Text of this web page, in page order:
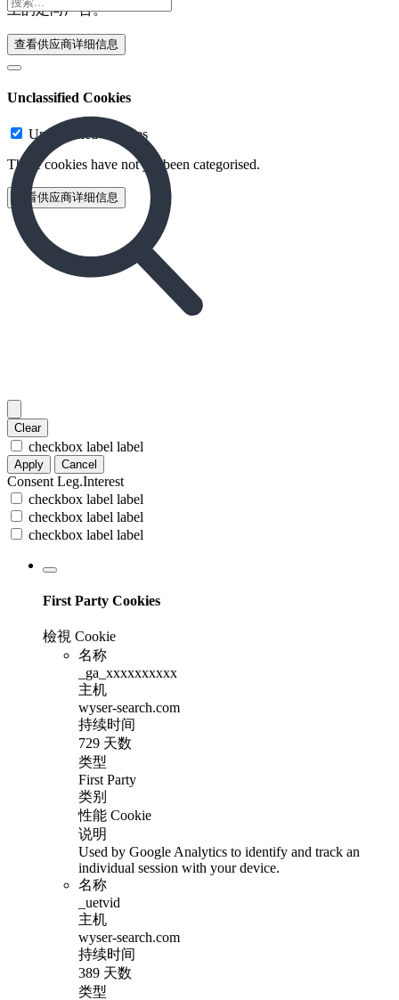
上的定向广告。
查看供应商详细信息‎
Unclassified Cookies
Unclassified Cookies
These cookies have not yet been categorised.
查看供应商详细信息‎
Clear
checkbox label label
Apply Cancel
Consent Leg.Interest
checkbox label label
checkbox label label
checkbox label label
First Party Cookies
檢視 Cookie
名称
_ga_xxxxxxxxxx
主机
wyser-search.com
持续时间
729 天数
类型
First Party
类别
性能 Cookie
说明
Used by Google Analytics to identify and track an
individual session with your device.
名称
_uetvid
主机
wyser-search.com
持续时间
389 天数
类型